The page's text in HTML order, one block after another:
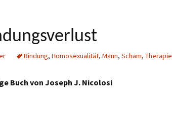
Bindung, Homosexualität, Mann, Scham, Therapie
Buch von Joseph J. Nicolosi